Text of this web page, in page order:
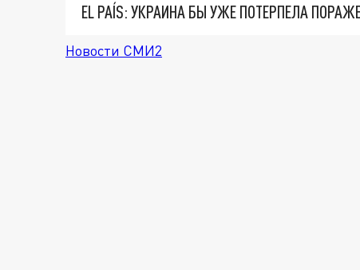
EL PAÍS: УКРАИНА БЫ УЖЕ ПОТЕРПЕЛА
Новости СМИ2